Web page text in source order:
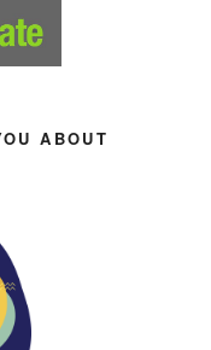
ABOUT